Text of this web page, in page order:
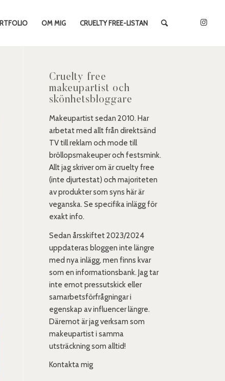
OM MIG CRUELTY FREE-LISTAN
Cruelty free
makeupartist och
skönhetsbloggare
Makeupartist sedan 2010. Har
arbetat med allt från direktsänd
TV till reklam och mode till
bröllopsmakeuper och festsmink.
Allt jag skriver om är cruelty free
(inte djurtestat) och majoriteten
av produkter som syns här är
veganska. Se specifika inlägg för
exakt info.
Sedan årsskiftet 2023/2024
uppdateras bloggen inte längre
med nya inlägg, men finns kvar
som en informationsbank. Jag tar
inte emot pressutskick eller
samarbetsförfrågningar i
egenskap av influencer längre.
Däremot är jag verksam som
makeupartist i samma
utsträckning som alltid!
Kontakta mig